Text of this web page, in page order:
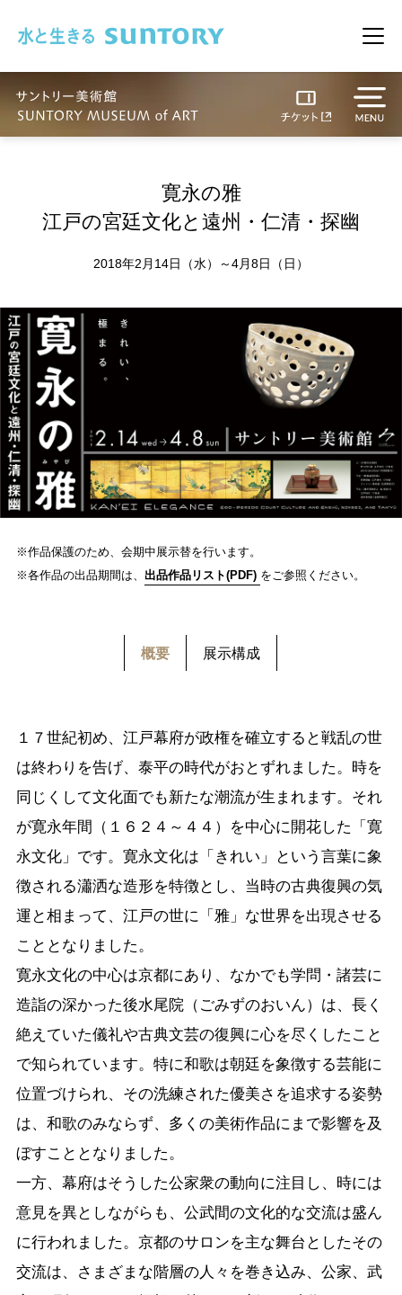
メ
寛永の雅
江戸の宮廷文化と遠州・仁清・探幽
2018年2月14日（水）～4月8日（日）
※作品保護のため、会期中展示替を行います。
※各作品の出品期間は、 出品作品リスト(PDF) をご参照ください。
概要 展示構成
１７世紀初め、江戸幕府が政権を確立すると戦乱の世
は終わりを告げ、泰平の時代がおとずれました。時を
同じくして文化面でも新たな潮流が生まれます。それ
が寛永年間（１６２４～４４）を中心に開花した「寛
永文化」です。寛永文化は「きれい」という言葉に象
徴される瀟洒な造形を特徴とし、当時の古典復興の気
運と相まって、江戸の世に「雅」な世界を出現させる
こととなりました。
寛永文化の中心は京都にあり、なかでも学問・諸芸に
造詣の深かった後水尾院（ごみずのおいん）は、長く
絶えていた儀礼や古典文芸の復興に心を尽くしたこと
で知られています。特に和歌は朝廷を象徴する芸能に
位置づけられ、その洗練された優美さを追求する姿勢
は、和歌のみならず、多くの美術作品にまで影響を及
ぼすこととなりました。
一方、幕府はそうした公家衆の動向に注目し、時には
意見を異としながらも、公武間の文化的な交流は盛ん
に行われました。京都のサロンを主な舞台としたその
交流は、さまざまな階層の人々を巻き込み、公家、武